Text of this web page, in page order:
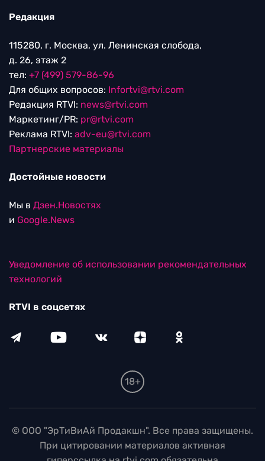
Редакция
115280, г. Москва, ул. Ленинская слобода,
д. 26, этаж 2
тел: +7 (499) 579-86-96
Для общих вопросов: Infortvi@rtvi.com
Редакция RTVI: news@rtvi.com
Маркетинг/PR: pr@rtvi.com
Реклама RTVI: adv-eu@rtvi.com
Партнерские материалы
Достойные новости
Мы в Дзен.Новостях
и Google.News
Уведомление об использовании рекомендательных
технологий
RTVI в соцсетях
18+
© ООО "ЭрТиВиАй Продакшн". Все права защищены.
При цитировании материалов активная